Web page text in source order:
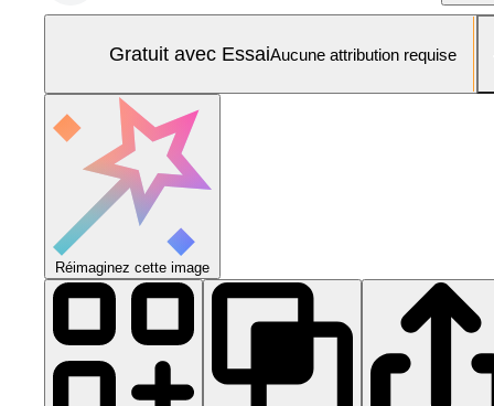
Gratuit avec EssaiAucune attribution requise
Réimaginez cette image